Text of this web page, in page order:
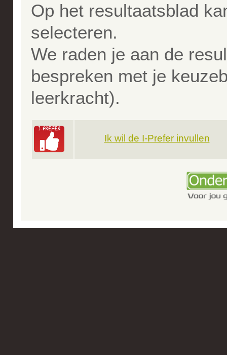
Op het resultaatsblad
selecteren.
We raden je aan de
bespreken met je
leerkracht).
Ik wil de I-Prefer invullen